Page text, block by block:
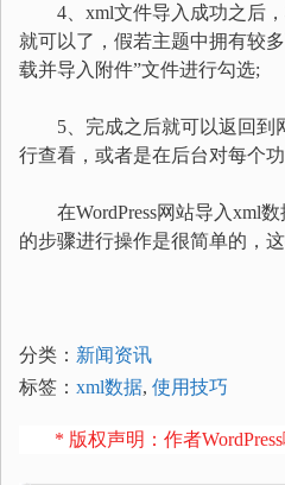
4、xml文件导入成功之后，
就可以了，假若主题中拥有较
载并导入附件”文件进行勾选;
5、完成之后就可以返回到
行查看，或者是在后台对每个功
在WordPress网站导入xml数
的步骤进行操作是很简单的，
分类： 新闻资讯
标签： xml数据, 使用技巧
* 版权声明：作者